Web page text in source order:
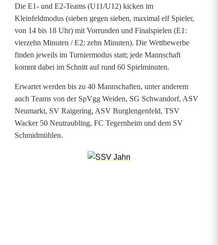
n
C
u
p
i
n
R
Die E1- und E2-Teams (U11/U12) kicken im
Kleinfeldmodus (sieben gegen sieben, maximal elf Spieler,
von 14 bis 18 Uhr) mit Vorrunden und Finalspielen (E1:
vierzehn Minuten / E2: zehn Minuten). Die Wettbewerbe
finden jeweils im Turniermodus statt; jede Mannschaft
kommt dabei im Schnitt auf rund 60 Spielminuten.
Erwartet werden bis zu 40 Mannschaften, unter anderem
auch Teams von der SpVgg Weiden, SG Schwandorf, ASV
Neumarkt, SV Raigering, ASV Burglengenfeld, TSV
Wacker 50 Neutraubling, FC Tegernheim und dem SV
Schmidmühlen.